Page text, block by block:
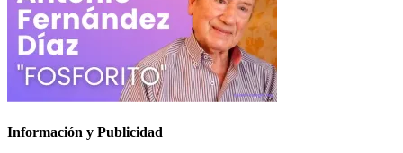
Información y Publicidad